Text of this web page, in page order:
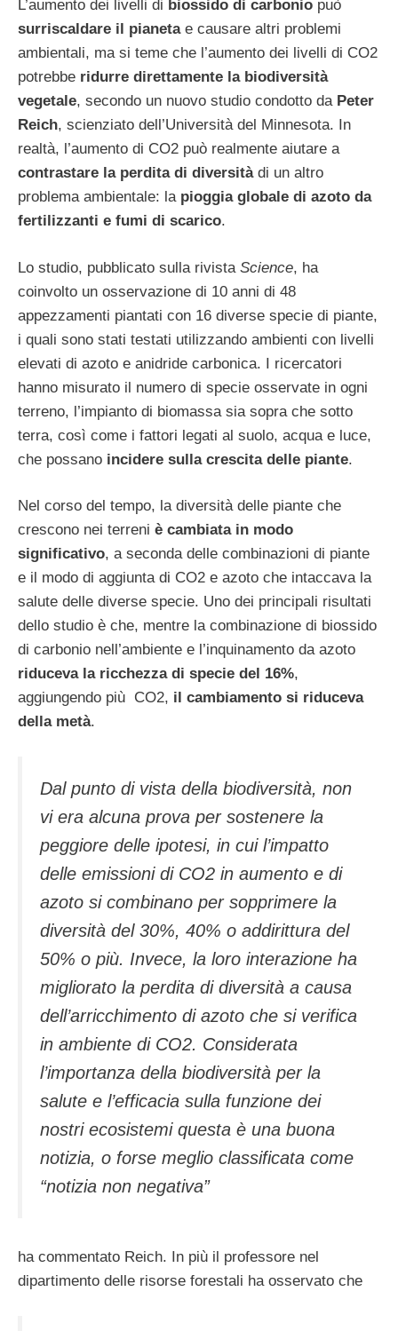
L’aumento dei livelli di biossido di carbonio può
surriscaldare il pianetae causare altri problemi
ambientali, ma si teme che l’aumento dei livelli di CO2
potrebbe ridurre direttamente la biodiversità
vegetale, secondo un nuovo studio condotto da Peter
Reich, scienziato dell’Università del Minnesota. In
realtà, l’aumento di CO2 può realmente aiutare a
contrastare la perdita di diversitàdi un altro
problema ambientale: lapioggia globale di azoto da
fertilizzanti e fumi di scarico.
Lo studio, pubblicato sulla rivista Science, ha
coinvolto un osservazione di 10 anni di 48
appezzamenti piantati con 16 diverse specie di piante,
i quali sono stati testati utilizzando ambienti con livelli
elevati di azoto e anidride carbonica. I ricercatori
hanno misurato il numero di specie osservate in ogni
terreno, l’impianto di biomassa sia sopra che sotto
terra, così come i fattori legati al suolo, acqua e luce,
che possano incidere sulla crescita delle piante.
Nel corso del tempo, la diversità delle piante che
crescono nei terreni è cambiata in modo
significativo, a seconda delle combinazioni di piante
e il modo di aggiunta di CO2 e azoto che intaccava la
salute delle diverse specie. Uno dei principali risultati
dello studio è che, mentre la combinazione di biossido
di carbonio nell’ambiente e l’inquinamento da azoto
riduceva la ricchezza di specie del 16%,
aggiungendo più CO2, il cambiamento si riduceva
della metà.
Dal punto di vista della biodiversità, non
vi era alcuna prova per sostenere la
peggiore delle ipotesi, in cui l’impatto
delle emissioni di CO2 in aumento e di
azoto si combinano per sopprimere la
diversità del 30%, 40% o addirittura del
50% o più. Invece, la loro interazione ha
migliorato la perdita di diversità a causa
dell’arricchimento di azoto che si verifica
in ambiente di CO2. Considerata
l’importanza della biodiversità per la
salute e l’efficacia sulla funzione dei
nostri ecosistemi questa è una buona
notizia, o forse meglio classificata come
“notizia non negativa”
ha commentato Reich. In più il professore nel
dipartimento delle risorse forestali ha osservato che